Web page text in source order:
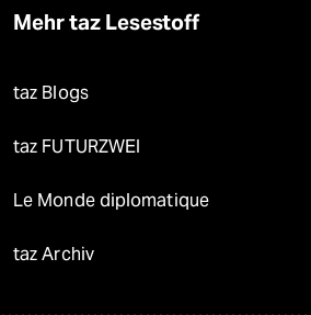
Mehr taz Lesestoff
taz Blogs
taz FUTURZWEI
Le Monde diplomatique
taz Archiv